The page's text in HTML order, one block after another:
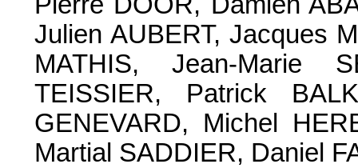
Julien AUBERT, Jacques
MATHIS, Jean-Marie
TEISSIER, Patrick
GENEVARD, Michel
Martial SADDIER, Daniel